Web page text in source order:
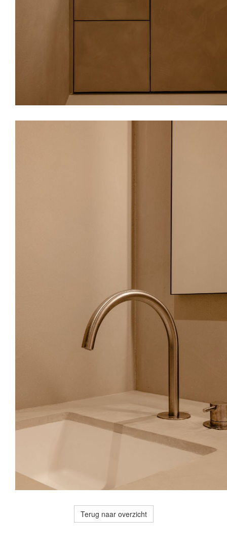
Terug naar overzicht